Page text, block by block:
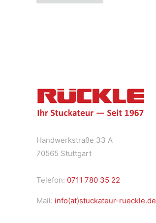
Handwerkstraße 33 A
70565 Stuttgart
Telefon: 0711 780 35 22
Mail: info(at)stuckateur-rueckle.de